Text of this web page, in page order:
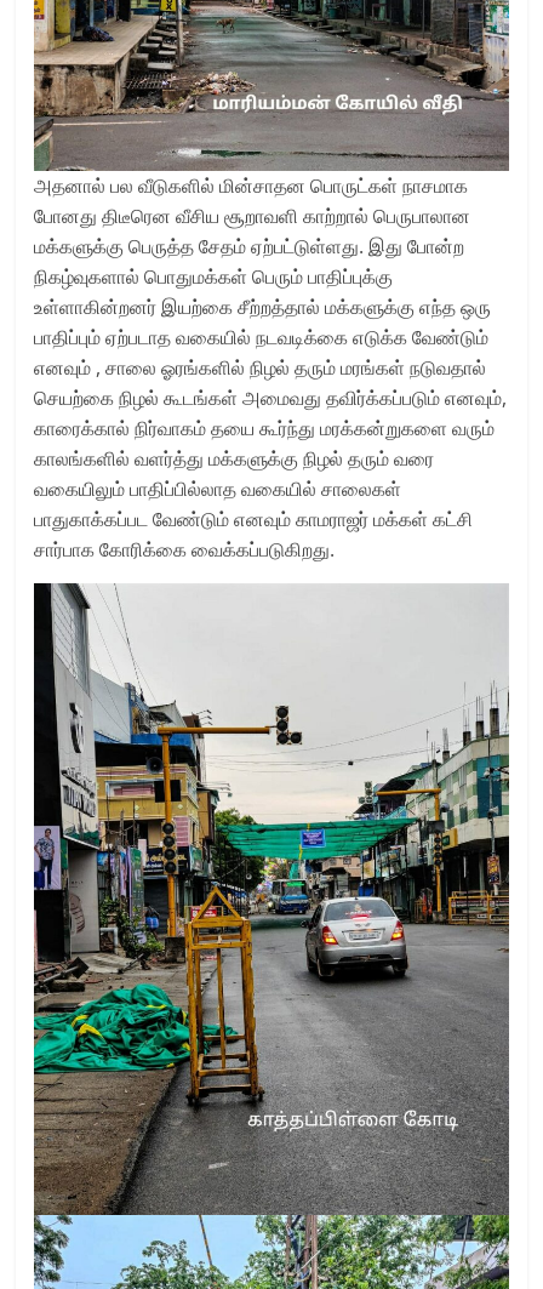
அதனால் பல வீடுகளில் மின்சாதன பொருட்கள் நாசமாக
போனது திடீரென வீசிய சூறாவளி காற்றால் பெருபாலான
மக்களுக்கு பெருத்த சேதம் ஏற்பட்டுள்ளது. இது போன்ற
நிகழ்வுகளால் பொதுமக்கள் பெரும் பாதிப்புக்கு
உள்ளாகின்றனர் இயற்கை சீற்றத்தால் மக்களுக்கு எந்த ஒரு
பாதிப்பும் ஏற்படாத வகையில் நடவடிக்கை எடுக்க வேண்டும்
எனவும் , சாலை ஓரங்களில் நிழல் தரும் மரங்கள் நடுவதால்
செயற்கை நிழல் கூடங்கள் அமைவது தவிர்க்கப்படும் எனவும்,
காரைக்கால் நிர்வாகம் தயை கூர்ந்து மரக்கன்றுகளை வரும்
காலங்களில் வளர்த்து மக்களுக்கு நிழல் தரும் வரை
வகையிலும் பாதிப்பில்லாத வகையில் சாலைகள்
பாதுகாக்கப்பட வேண்டும் எனவும் காமராஜர் மக்கள் கட்சி
சார்பாக கோரிக்கை வைக்கப்படுகிறது.